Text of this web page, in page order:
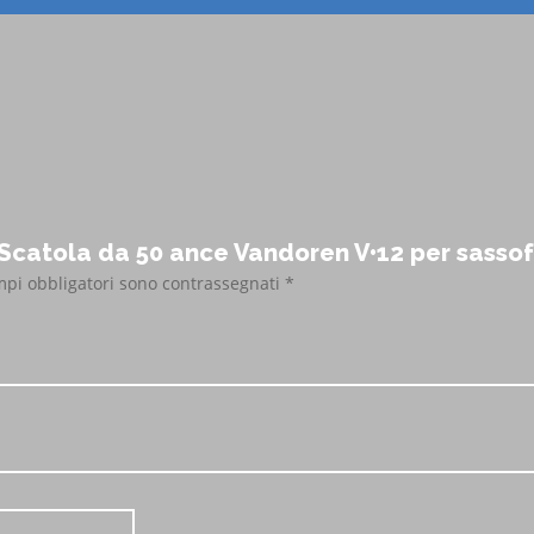
da 50 ance Vandoren V•12 per
obbligatori sono contrassegnati*